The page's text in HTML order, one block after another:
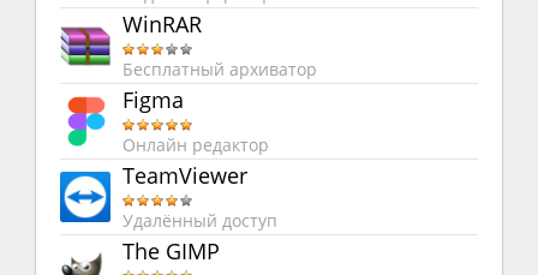
WinRAR
Бесплатный архиватор
Figma
Онлайн редактор
TeamViewer
Удалённый доступ
The GIMP